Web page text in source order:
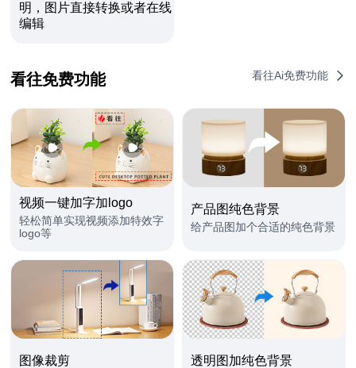
明，图片直接转换或者在线
编辑
看往免费功能 看往Ai免费功能
视频一键加字加logo
轻松简单实现视频添加特效字
logo等
产品图纯色背景
给产品图加个合适的纯色背景 ​
图像裁剪 透明图加纯色背景